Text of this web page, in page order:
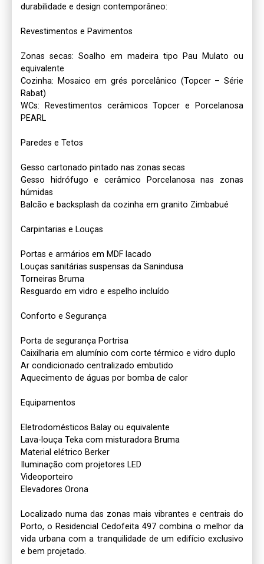
durabilidade e design contemporâneo:
Revestimentos e Pavimentos
Zonas secas: Soalho em madeira tipo Pau Mulato ou
equivalente
Cozinha: Mosaico em grés porcelânico (Topcer – Série
Rabat)
WCs: Revestimentos cerâmicos Topcer e Porcelanosa
PEARL
Paredes e Tetos
Gesso cartonado pintado nas zonas secas
Gesso hidrófugo e cerâmico Porcelanosa nas zonas
húmidas
Balcão e backsplash da cozinha em granito Zimbabué
Carpintarias e Louças
Portas e armários em MDF lacado
Louças sanitárias suspensas da Sanindusa
Torneiras Bruma
Resguardo em vidro e espelho incluído
Conforto e Segurança
Porta de segurança Portrisa
Caixilharia em alumínio com corte térmico e vidro duplo
Ar condicionado centralizado embutido
Aquecimento de águas por bomba de calor
Equipamentos
Eletrodomésticos Balay ou equivalente
Lava-louça Teka com misturadora Bruma
Material elétrico Berker
Iluminação com projetores LED
Videoporteiro
Elevadores Orona
Localizado numa das zonas mais vibrantes e centrais do
Porto, o Residencial Cedofeita 497 combina o melhor da
vida urbana com a tranquilidade de um edifício exclusivo
e bem projetado.